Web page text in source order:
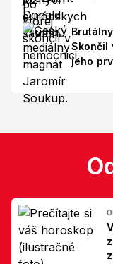
Skončil
jeho